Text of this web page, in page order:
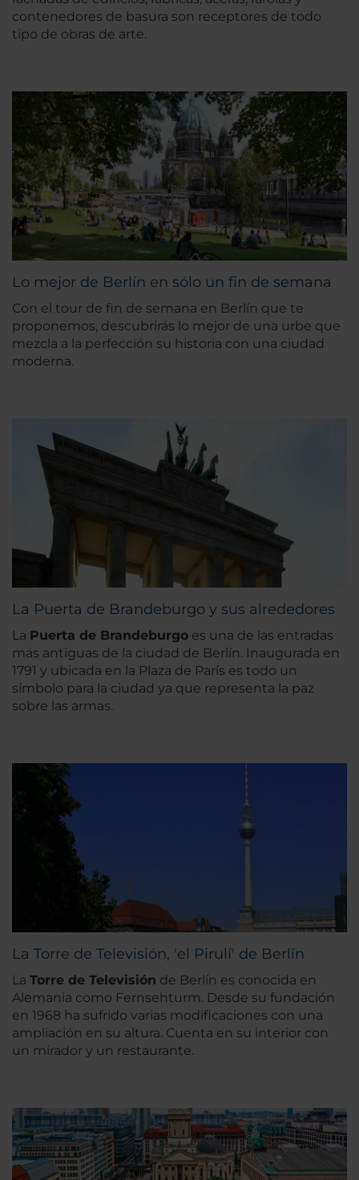
contenedores de basura son receptores de todo
tipo de obras de arte.
Lo mejor de Berlín en sólo un fin de semana
Con el tour de fin de semana en Berlín que te
proponemos, descubrirás lo mejor de una urbe que
mezcla a la perfección su historia con una ciudad
moderna.
La Puerta de Brandeburgo y sus alrededores
La Puerta de Brandeburgo es una de las entradas
más antiguas de la ciudad de Berlín. Inaugurada en
1791 y ubicada en la Plaza de París es todo un
símbolo para la ciudad ya que representa la paz
sobre las armas.
La Torre de Televisión, 'el Pirulí' de Berlín
La Torre de Televisión de Berlín es conocida en
Alemania como Fernsehturm. Desde su fundación
en 1968 ha sufrido varias modificaciones con una
ampliación en su altura. Cuenta en su interior con
un mirador y un restaurante.